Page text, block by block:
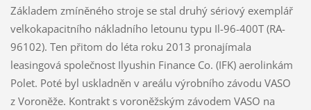
Základem zmíněného stroje se stal druhý sériový exemplář
velkokapacitního nákladního letounu typu Il-96-400T (RA-
96102). Ten přitom do léta roku 2013 pronajímala
leasingová společnost Ilyushin Finance Co. (IFK) aerolinkám
Polet. Poté byl uskladněn v areálu výrobního závodu VASO
z Voroněže. Kontrakt s voroněžským závodem VASO na